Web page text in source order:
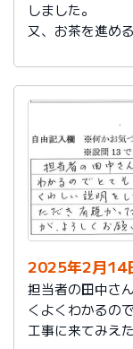
しました。
又、お茶を進め
又、市との対応
りました。
説明もその後
2025年2月14
担当者の田中さ
くよくわかるの
工事に来てみえ